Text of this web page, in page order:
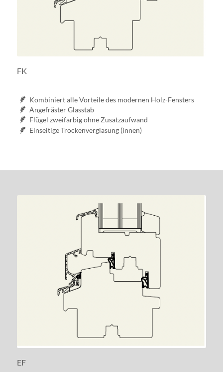
FK
Kombiniert alle Vorteile des modernen Holz-Fensters
Angefräster Glasstab
Flügel zweifarbig ohne Zusatzaufwand
Einseitige Trockenverglasung (innen)
EF